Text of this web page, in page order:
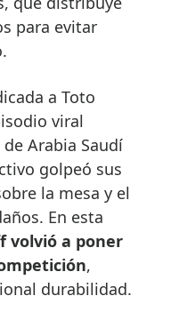
para evitar
a Toto
viral
Arabia Saudí
golpeó sus
la mesa y el
En esta
volvió a poner
,
durabilidad.